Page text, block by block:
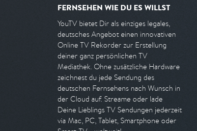
FERNSEHEN WIE DU ES WILLST
YouTV bietet Dir als einziges legales,
deutsches Angebot einen innovativen
Online TV Rekorder zur Erstellung
deiner ganz persönlichen TV
Mediathek. Ohne zusätzliche Hardware
zeichnest du jede Sendung des
deutschen Fernsehens nach Wunsch in
der Cloud auf. Streame oder lade
Deine Lieblings TV Sendungen jederzeit
via Mac, PC, Tablet, Smartphone oder